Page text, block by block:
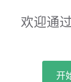
欢迎通
开